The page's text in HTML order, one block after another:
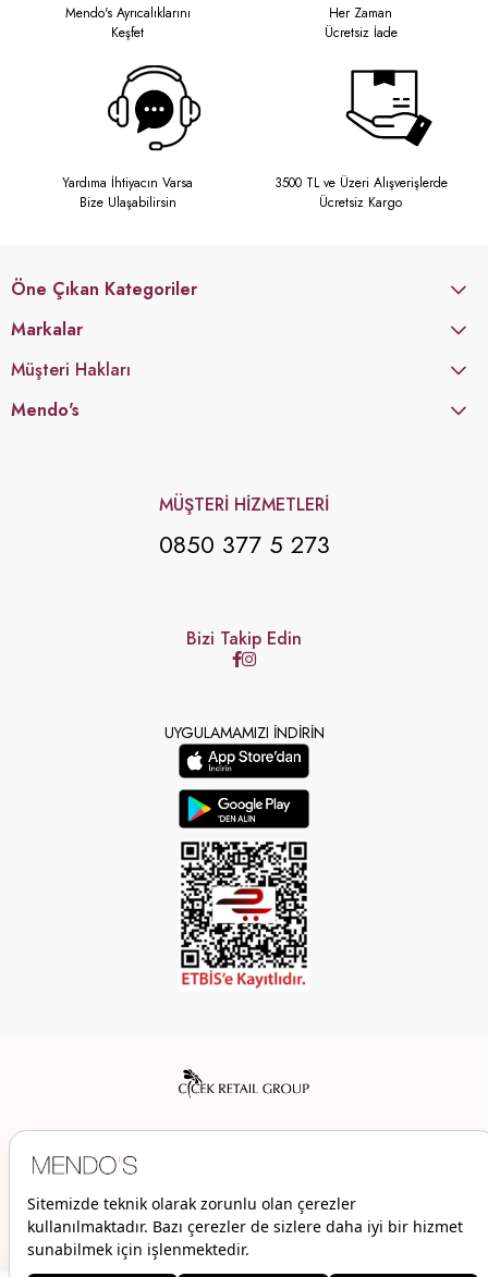
Mendo's Ayrıcalıklarını
Keşfet
Her Zaman
Ücretsiz İade
Yardıma İhtiyacın Varsa
Bize Ulaşabilirsin
3500 TL ve Üzeri Alışverişlerde
Ücretsiz Kargo
Öne Çıkan Kategoriler
Markalar
Müşteri Hakları
Mendo's
MÜŞTERİ HİZMETLERİ
0850 377 5 273
Bizi Takip Edin
UYGULAMAMIZI İNDİRİN
© 2026 Mendo’s | Her hakkı saklıdır.